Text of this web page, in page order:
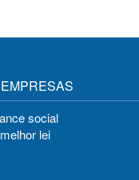
social
lei